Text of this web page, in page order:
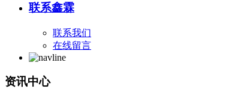
联系鑫霖
联系我们
在线留言
资讯中心